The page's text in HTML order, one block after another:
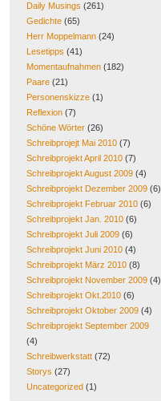
Daily Musings (261)
Gedichte(65)
Herr Moppelmann(24)
Lesetipps (41)
Momentaufnahmen(182)
Paare(21)
Personenskizze(1)
Reflexion(7)
Schöne Wörter(26)
Schreibprojejt Mai 2010(7)
Schreibprojekt April 2010(7)
Schreibprojekt August 2009(4)
Schreibprojekt Dezember 2009(6)
Schreibprojekt Februar 2010(6)
Schreibprojekt Jan. 2010(6)
Schreibprojekt Juli 2009(6)
Schreibprojekt Juni 2010(4)
Schreibprojekt März 2010(8)
Schreibprojekt November 2009(4)
Schreibprojekt Okt.2010(6)
Schreibprojekt Oktober 2009(4)
Schreibprojekt September 2009
(4)
Schreibwerkstatt(72)
Storys (27)
Uncategorized (1)